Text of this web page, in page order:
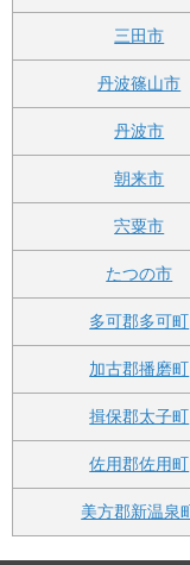
三田市
丹波篠山市
丹波市
朝来市
宍粟市
たつの市
多可郡多可町
加古郡播磨町
揖保郡太子町
佐用郡佐用町
美方郡新温泉町